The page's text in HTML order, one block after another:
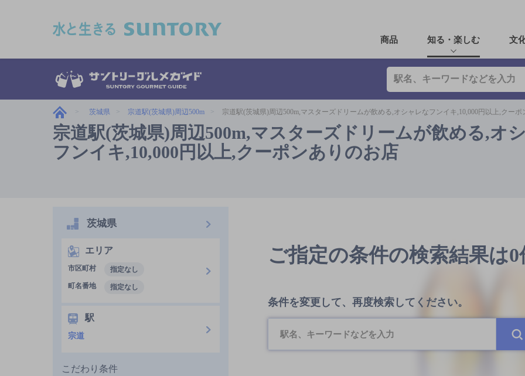
商品 知る・楽しむ 文
茨城県 宗道駅(茨城県)周辺500m 宗道駅(茨城県)周辺500m,マスターズドリームが飲める,オシャレなフンイキ,10,000円以上,クーポ
宗道駅(茨城県)周辺500m,マスターズドリームが飲める,オ
フンイキ,10,000円以上,クーポンありのお店
ご指定の条件の検索結果は0
条件を変更して、再度検索してください。
茨城県
エリア
市区町村
指定なし
町名番地
指定なし
駅
宗道
こだわり条件